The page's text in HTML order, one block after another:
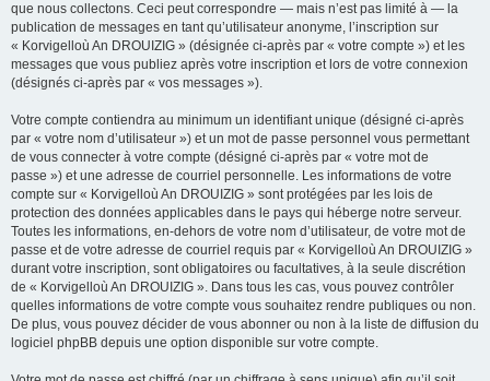
que nous collectons. Ceci peut correspondre — mais n’est pas limité à — la
publication de messages en tant qu’utilisateur anonyme, l’inscription sur
« Korvigelloù An DROUIZIG » (désignée ci-après par « votre compte ») et les
messages que vous publiez après votre inscription et lors de votre connexion
(désignés ci-après par « vos messages »).
Votre compte contiendra au minimum un identifiant unique (désigné ci-après
par « votre nom d’utilisateur ») et un mot de passe personnel vous permettant
de vous connecter à votre compte (désigné ci-après par « votre mot de
passe ») et une adresse de courriel personnelle. Les informations de votre
compte sur « Korvigelloù An DROUIZIG » sont protégées par les lois de
protection des données applicables dans le pays qui héberge notre serveur.
Toutes les informations, en-dehors de votre nom d’utilisateur, de votre mot de
passe et de votre adresse de courriel requis par « Korvigelloù An DROUIZIG »
durant votre inscription, sont obligatoires ou facultatives, à la seule discrétion
de « Korvigelloù An DROUIZIG ». Dans tous les cas, vous pouvez contrôler
quelles informations de votre compte vous souhaitez rendre publiques ou non.
De plus, vous pouvez décider de vous abonner ou non à la liste de diffusion du
logiciel phpBB depuis une option disponible sur votre compte.